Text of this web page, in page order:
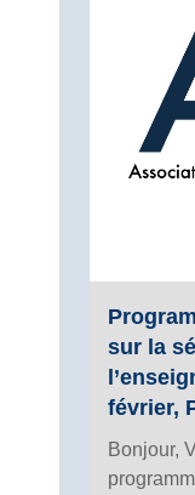
sur la
février,
Bonjour,